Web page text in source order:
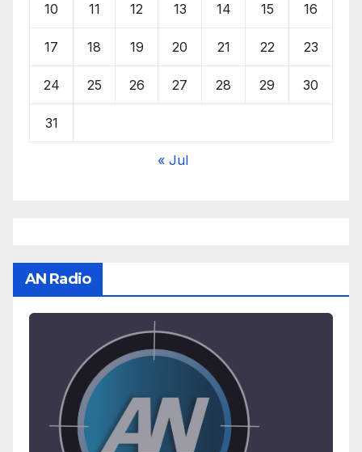
10 11 12 13 14 15 16
17 18 19 20 21 22 23
24 25 26 27 28 29 30
31
« Jul
AN Radio